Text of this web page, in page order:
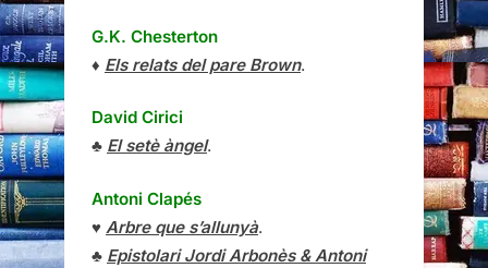
G.K. Chesterton
♦ Els relats del pare Brown.
David Cirici
♣ El setè àngel.
Antoni Clapés
♥ Arbre que s’allunyà.
♣ Epistolari Jordi Arbonès & Antoni